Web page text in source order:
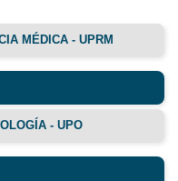
MÉDICA - UPRM
- UPO